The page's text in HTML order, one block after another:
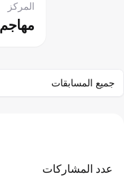
مهاجم
المركز
جميع المسابقات
عدد المشاركات